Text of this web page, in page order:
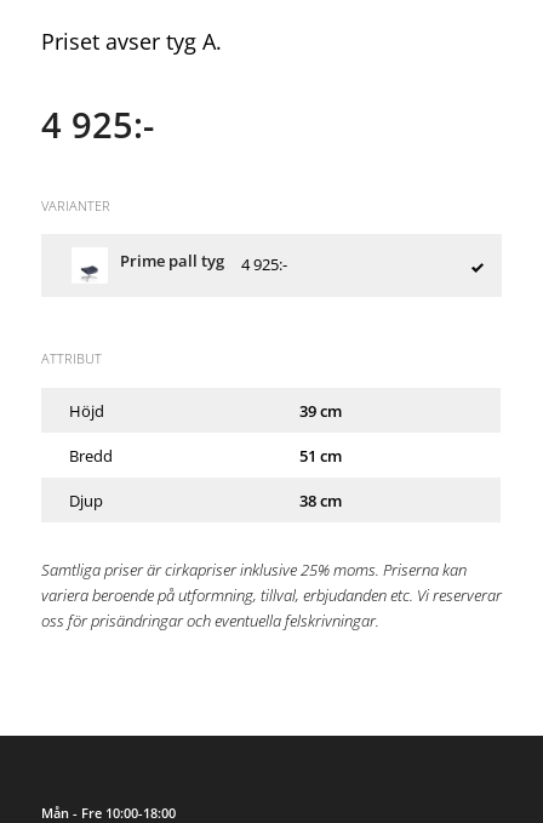
Priset avser tyg A.
4 925:-
VARIANTER
Prime pall tyg 4 925:-
ATTRIBUT
Höjd 39 cm
Bredd 51 cm
Djup 38 cm
Samtliga priser är cirkapriser inklusive 25% moms. Priserna kan
variera beroende på utformning, tillval, erbjudanden etc. Vi reserverar
oss för prisändringar och eventuella felskrivningar.
Mån - Fre 10:00-18:00